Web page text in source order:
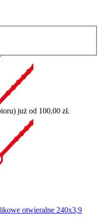
otwieralne 240x3,9
już od 100,00 zł.